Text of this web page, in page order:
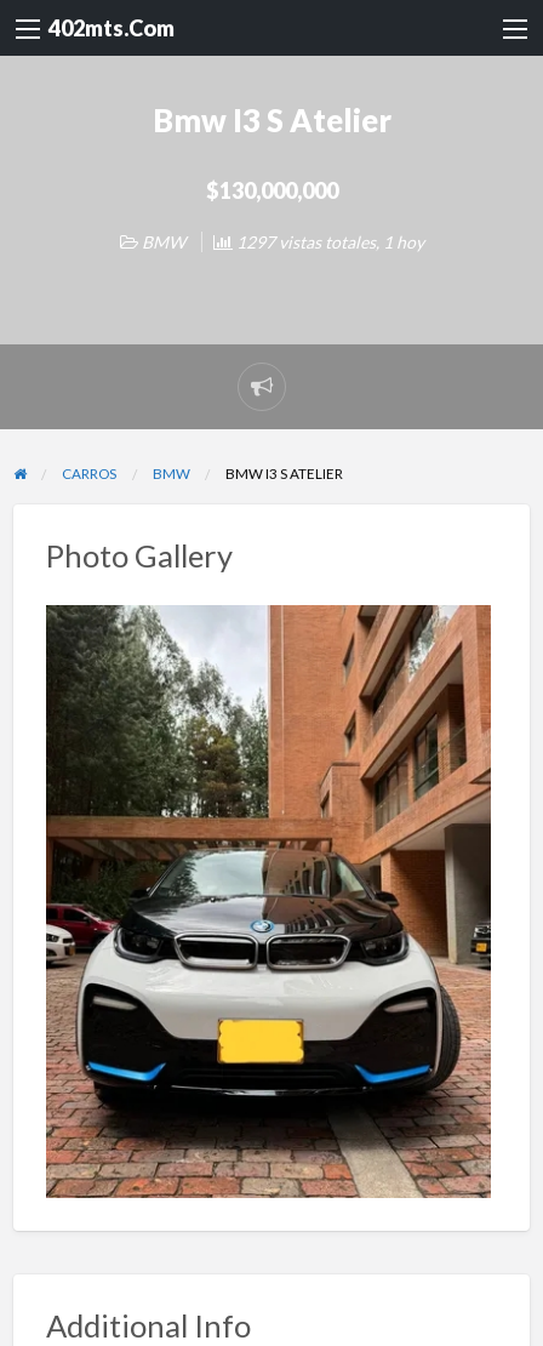
402mts.Com
Bmw I3 S Atelier
$130,000,000
BMW 1297 vistas totales, 1 hoy
Reportar
problema
CARROS BMW BMW I3 S ATELIER
Photo Gallery
Additional Info